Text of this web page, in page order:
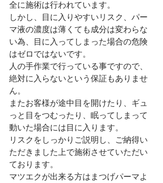
全に施術は行われています。
しかし、目に入りやすいリスク、パー
マ液の濃度は薄くても成分は変わらな
い為、目に入ってしまった場合の危険
はゼロではないです。
人の手作業で行っている事ですので、
絶対に入らないという保証もありませ
ん。
またお客様が途中目を開けたり、ギュ
っと目をつむったり、眠ってしまって
動いた場合には目に入ります。
リスクをしっかりご説明し、ご納得い
ただきました上で施術させていただい
ております。
マツエクが出来る方はまつげパーマよ